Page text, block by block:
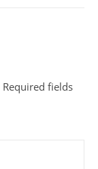
Required fields